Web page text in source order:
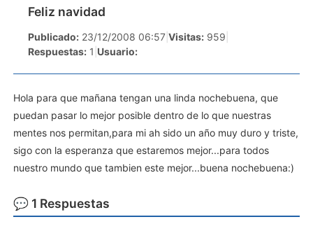
Feliz navidad
Publicado: 23/12/2008 06:57 Visitas: 959
Respuestas: 1 Usuario:
Hola para que mañana tengan una linda nochebuena, que
puedan pasar lo mejor posible dentro de lo que nuestras
mentes nos permitan,para mi ah sido un año muy duro y triste,
sigo con la esperanza que estaremos mejor...para todos
nuestro mundo que tambien este mejor...buena nochebuena:)
💬 1 Respuestas